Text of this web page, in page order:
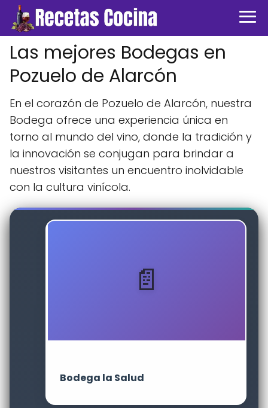
Las mejores Bodegas en
Pozuelo de Alarcón
En el corazón de Pozuelo de Alarcón, nuestra
Bodega ofrece una experiencia única en
torno al mundo del vino, donde la tradición y
la innovación se conjugan para brindar a
nuestros visitantes un encuentro inolvidable
con la cultura vinícola.
Bodega la Salud